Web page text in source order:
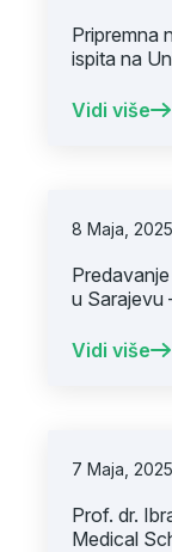
Pripremna
ispita na
Vidi više
8 Maja, 2025
u Sarajevu
Vidi više
7 Maja, 2025
Prof. dr.
Medical